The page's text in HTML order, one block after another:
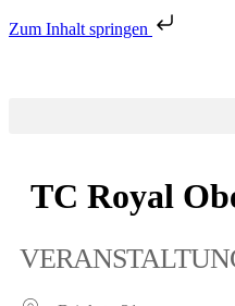
Zum Inhalt springen
TC Royal